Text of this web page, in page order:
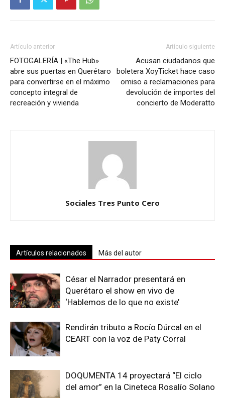
Artículo anterior
FOTOGALERÍA | «The Hub»
abre sus puertas en Querétaro
para convertirse en el máximo
concepto integral de
recreación y vivienda
Artículo siguiente
Acusan ciudadanos que
boletera XoyTicket hace caso
omiso a reclamaciones para
devolución de importes del
concierto de Moderatto
Sociales Tres Punto Cero
Artículos relacionados Más del autor
César el Narrador presentará en
Querétaro el show en vivo de
‘Hablemos de lo que no existe’
Rendirán tributo a Rocío Dúrcal en el
CEART con la voz de Paty Corral
DOQUMENTA 14 proyectará “El ciclo
del amor” en la Cineteca Rosalío Solano